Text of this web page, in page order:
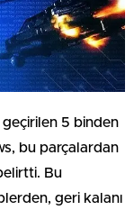
geçirilen 5 binden
bu parçalardan
Bu
geri kalanı